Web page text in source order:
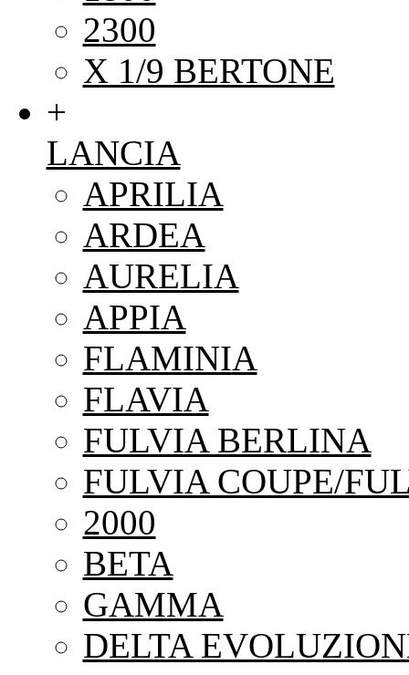
2300
X 1/9 BERTONE
+
LANCIA
APRILIA
ARDEA
AURELIA
APPIA
FLAMINIA
FLAVIA
FULVIA BERLINA
FULVIA COUPE/
2000
BETA
GAMMA
DELTA